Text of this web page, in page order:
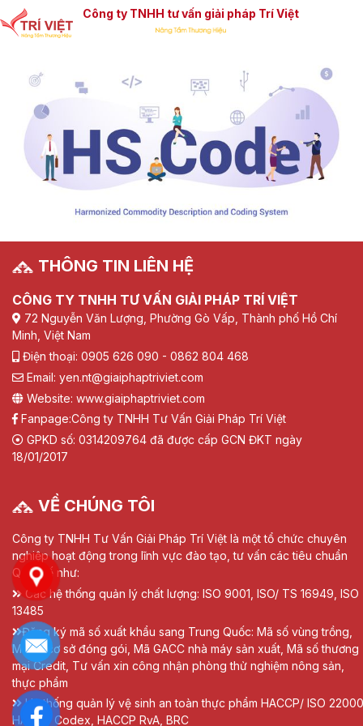
Công ty TNHH tư vấn giải pháp Trí Việt
THÔNG TIN LIÊN HỆ
CÔNG TY TNHH TƯ VẤN GIẢI PHÁP TRÍ VIỆT
72 Nguyễn Văn Lượng, Phường Gò Vấp, Thành phố Hồ Chí
Minh, Việt Nam
Điện thoại: 0905 626 090 - 0862 804 468
Email: yen.nt@giaiphaptriviet.com
Website: www.giaiphaptriviet.com
Fanpage:Công ty TNHH Tư Vấn Giải Pháp Trí Việt
GPKD số: 0314209764 đã được cấp GCN ĐKT ngày
18/01/2017
VỀ CHÚNG TÔI
Công ty TNHH Tư Vấn Giải Pháp Trí Việt là một tổ chức chuyên
nghiệp hoạt động trong lĩnh vực đào tạo, tư vấn các tiêu chuẩn
Quốc tế như:
Các hệ thống quản lý chất lượng: ISO 9001, ISO/ TS 16949, ISO
13485
Đăng ký mã số xuất khẩu sang Trung Quốc: Mã số vùng trồng,
Mã số cơ sở đóng gói, Mã GACC nhà máy sản xuất, Mã số thương
mại Credit, Tư vấn xin công nhận phòng thử nghiệm nông sản,
thực phẩm
Hệ thống quản lý vệ sinh an toàn thực phẩm HACCP/ ISO
HACCP Codex, HACCP RvA, BRC